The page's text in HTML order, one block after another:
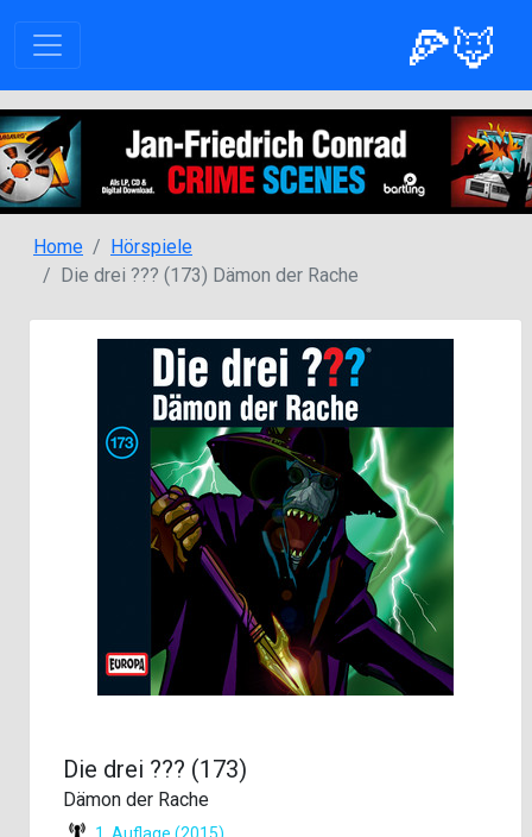
🍕🦊
Home
Hörspiele
Die drei ??? (173) Dämon der Rache
Die drei ??? (173)
Dämon der Rache
1. Auflage (2015)